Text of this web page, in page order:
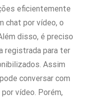
eficientemente
chat por vídeo, o
disso, é preciso
registrada para ter
Assim
conversar com
vídeo. Porém,